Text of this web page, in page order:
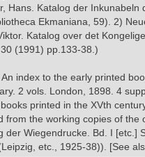
Hans. Katalog der
Ekmaniana, 59). 2)
Katalog over det
(1991) pp.133-38.)
An index to the early printed
2 vols. London, 1898. 4
printed in the XVth
from the working copies of
der Wiegendrucke. Bd. I [etc.]
etc., 1925-38)). [See